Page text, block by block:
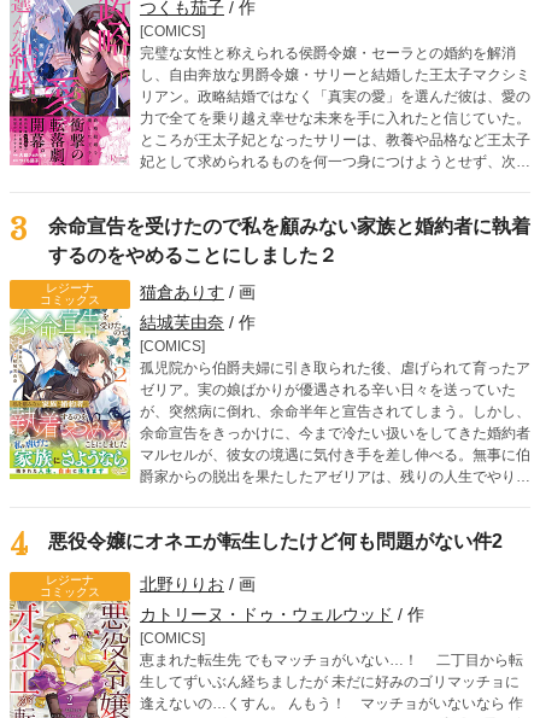
つくも茄子 / 作
[COMICS]
完璧な女性と称えられる侯爵令嬢・セーラとの婚約を解消
し、自由奔放な男爵令嬢・サリーと結婚した王太子マクシミ
リアン。政略結婚ではなく「真実の愛」を選んだ彼は、愛の
力で全てを乗り越え幸せな未来を手に入れたと信じていた。
ところが王太子妃となったサリーは、教養や品格など王太子
妃として求められるものを何一つ身につけようとせず、次々
の選択は間違っていないと必死で己に言い聞かせるマクシミ
リアンだが、彼とサリーは失態を重ね続け――!?
3
余命宣告を受けたので私を顧みない家族と婚約者に執着
するのをやめることにしました２
レジーナ
コミックス
猫倉ありす / 画
結城芙由奈 / 作
[COMICS]
孤児院から伯爵夫婦に引き取られた後、虐げられて育ったア
ゼリア。実の娘ばかりが優遇される辛い日々を送っていた
が、突然病に倒れ、余命半年と宣告されてしまう。しかし、
余命宣告をきっかけに、今まで冷たい扱いをしてきた婚約者
マルセルが、彼女の境遇に気付き手を差し伸べる。無事に伯
爵家からの脱出を果たしたアゼリアは、残りの人生でやりた
逆転ハートフルストーリー第２巻！
4 悪役令嬢にオネエが転生したけど何も問題がない件2
レジーナ
コミックス
北野りりお / 画
カトリーヌ・ドゥ・ウェルウッド / 作
[COMICS]
恵まれた転生先 でもマッチョがいない…！ 二丁目から転
生してずいぶん経ちましたが 未だに好みのゴリマッチョに
逢えないの…くすん。 んもう！ マッチョがいないなら 作